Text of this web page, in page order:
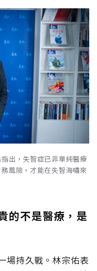
出，失智症已非單純醫療
風險，才能在失智海嘯來
的不是醫療，是
場持久戰。林宗佑表